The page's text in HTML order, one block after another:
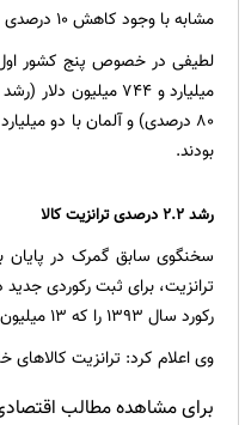
مشابه با وجود کاهش ۱۰ درصدی در وزن از لحاظ ارزش ۱۳ درصد رشد داشته است.
بودند.
رشد ۲.۲ درصدی ترانزیت کالا
سخنگوی سابق گمرک در پایان
رکورد سال ۱۳۹۳ را که ۱۳ میلیون و ۲۰۰ هزار تن بود را جابه‌جا کنیم.
وی اعلام کرد: ترانزیت کالاهای خارجی در سال ۱۴۰۱ به ۱۲
برای مشاهده مطالب